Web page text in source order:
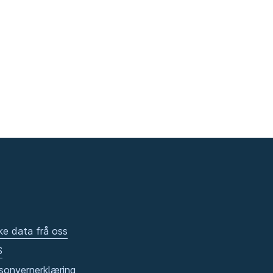
data frå oss